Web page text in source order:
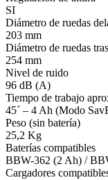
SI
Diámetro de ruedas
203 mm
Diámetro de ruedas
254 mm
Nivel de ruido
96 dB (A)
Tiempo de trabajo
45´ – 4 Ah (Modo
Peso (sin batería)
25,2 Kg
Baterías compatibles
BBW-362 (2 Ah) /
Cargadores